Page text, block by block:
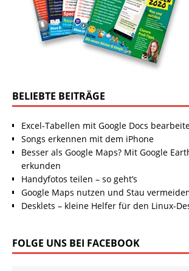
BELIEBTE BEITRÄGE
Excel-Tabellen mit Google Docs
Songs erkennen mit dem iPhone
Besser als Google Maps? Mit Google
erkunden
Handyfotos teilen – so geht’s
Google Maps nutzen und Stau
Desklets – kleine Helfer für den Linux-
FOLGE UNS BEI FACEBOOK